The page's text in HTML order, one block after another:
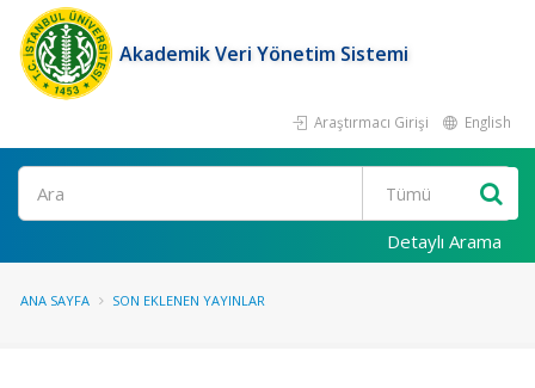
Akademik Veri Yönetim Sistemi
Araştırmacı Girişi English
Ara
Detaylı Arama
ANA SAYFA SON EKLENEN YAYINLAR